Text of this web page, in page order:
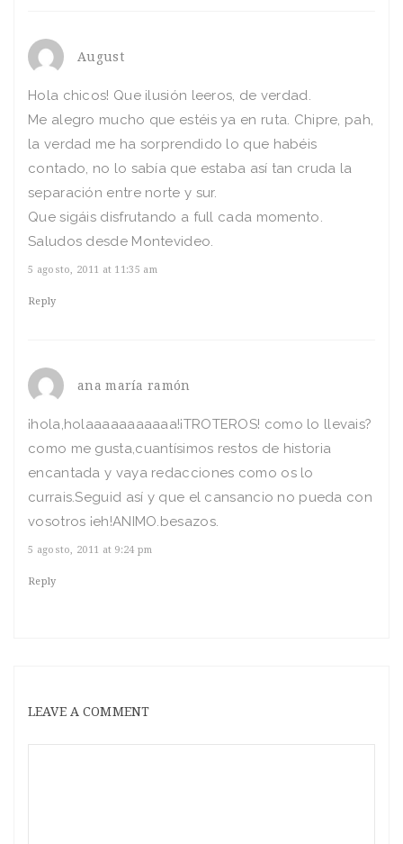
August
Hola chicos! Que ilusión leeros, de verdad.
Me alegro mucho que estéis ya en ruta. Chipre, pah,
la verdad me ha sorprendido lo que habéis
contado, no lo sabía que estaba así tan cruda la
separación entre norte y sur.
Que sigáis disfrutando a full cada momento.
Saludos desde Montevideo.
5 agosto, 2011 at 11:35 am
Reply
ana maría ramón
¡hola,holaaaaaaaaaaa!¡TROTEROS! como lo llevais?
como me gusta,cuantísimos restos de historia
encantada y vaya redacciones como os lo
currais.Seguid así y que el cansancio no pueda con
vosotros ¡eh!ANIMO.besazos.
5 agosto, 2011 at 9:24 pm
Reply
LEAVE A COMMENT